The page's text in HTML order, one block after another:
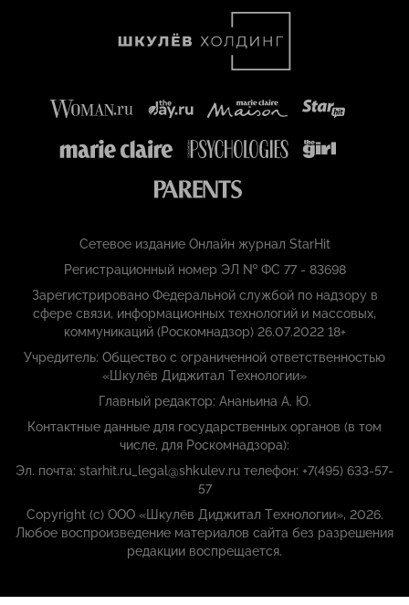
Сетевое издание Онлайн журнал StarHit
Регистрационный номер ЭЛ № ФС 77 - 83698
Зарегистрировано Федеральной службой по надзору в
сфере связи, информационных технологий и массовых,
коммуникаций (Роскомнадзор) 26.07.2022 18+
Учредитель: Общество с ограниченной ответственностью
«Шкулёв Диджитал Технологии»
Главный редактор: Ананьина А. Ю.
Контактные данные для государственных органов (в том
числе, для Роскомнадзора):
Эл. почта: starhit.ru_legal@shkulev.ru телефон: +7(495) 633-57-
57
Copyright (с) ООО «Шкулёв Диджитал Технологии», 2026.
Любое воспроизведение материалов сайта без разрешения
редакции воспрещается.